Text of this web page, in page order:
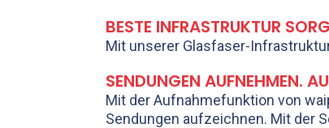
BESTE INFRASTRUKTUR
Mit unserer Glasfaser-
SENDUNGEN AUFNEHMEN.
Mit der Aufnahmefunktion von
Sendungen aufzeichnen. Mit der